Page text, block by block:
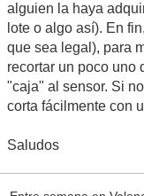
alguien la haya
lote o algo así). En
que sea legal), para
recortar un poco uno
"caja" al sensor. Si
corta fácilmente con
Saludos